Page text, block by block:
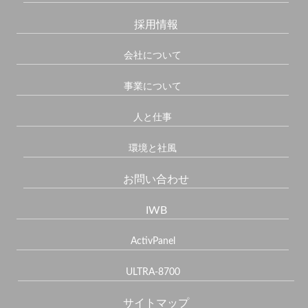
採用情報
会社について
事業について
人と仕事
環境と社風
お問い合わせ
IWB
ActivPanel
ULTRA-8700
サイトマップ